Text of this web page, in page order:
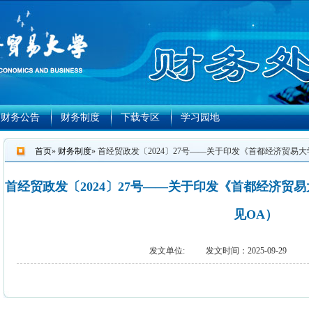
财务公告 财务制度 下载专区 学习园地
首页» 财务制度» 首经贸政发〔2024〕27号——关于印发《首都经济贸易大
首经贸政发〔2024〕27号——关于印发《首都经济贸
见OA）
发文单位: 发文时间：2025-09-29